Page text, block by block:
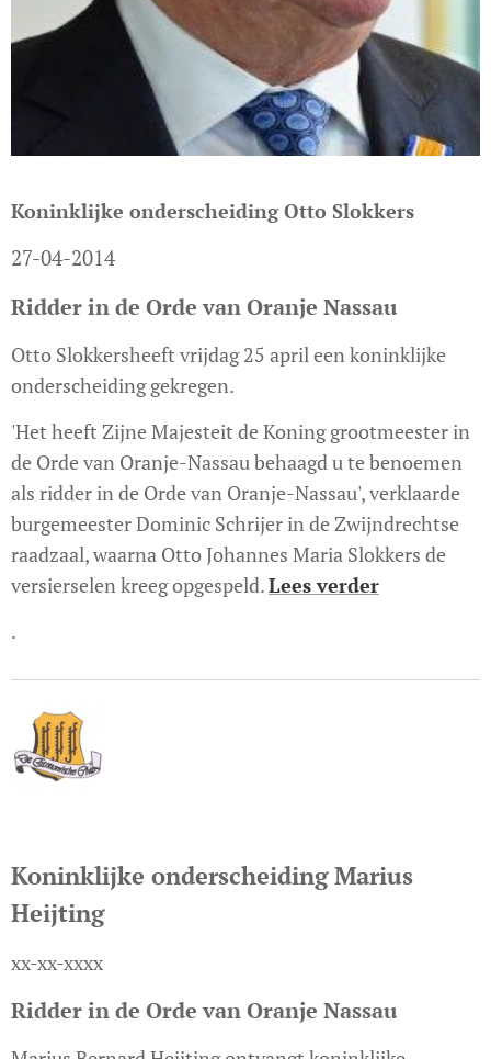
Koninklijke onderscheiding Otto Slokkers
27-04-2014
Ridder in de Orde van Oranje Nassau
Otto Slokkersheeft vrijdag 25 april een koninklijke
onderscheiding gekregen.
'Het heeft Zijne Majesteit de Koning grootmeester in
de Orde van Oranje-Nassau behaagd u te benoemen
als ridder in de Orde van Oranje-Nassau', verklaarde
burgemeester Dominic Schrijer in de Zwijndrechtse
raadzaal, waarna Otto Johannes Maria Slokkers de
versierselen kreeg opgespeld.Lees verder
.
Koninklijke onderscheiding Marius
Heijting
xx-xx-xxxx
Ridder in de Orde van Oranje Nassau